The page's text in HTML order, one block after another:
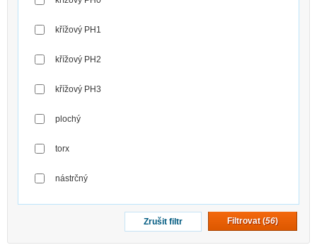
křížový PH1
křížový PH2
křížový PH3
plochý
torx
nástrčný
Zrušit filtr Filtrovat (56)